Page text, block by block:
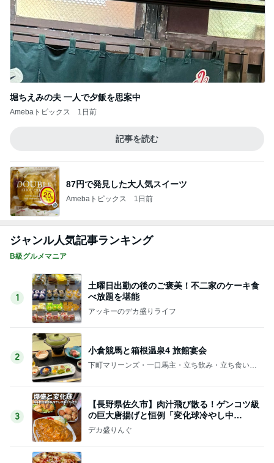
堀ちえみの夫 一人で夕飯を思案中
Amebaトピックス 1日前
記事を読む
87円で発見した大人気スイーツ
Amebaトピックス 1日前
ジャンル人気記事ランキング
B級グルメマニア
1
土曜日出勤の後のご褒美！不二家のケーキ食
べ放題を堪能
アッキーのデカ盛りライフ
2
小倉競馬と箱根温泉4 旅館宴会
下町マリーンズ・一口馬主・立ち飲み・立ち食いそ
3
【長野県佐久市】肉汁飛び散る！ゲンコツ級
の巨大唐揚げと恒例「変化球冷やし中
華」！！〜李紅蘭さん〜
デカ盛りんぐ